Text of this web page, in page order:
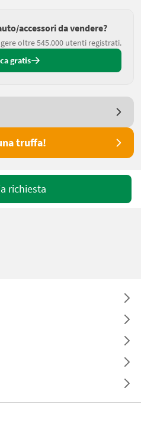
accessori da vendere?
oltre 545.000 utenti registrati.
gratis
truffa!
richiesta